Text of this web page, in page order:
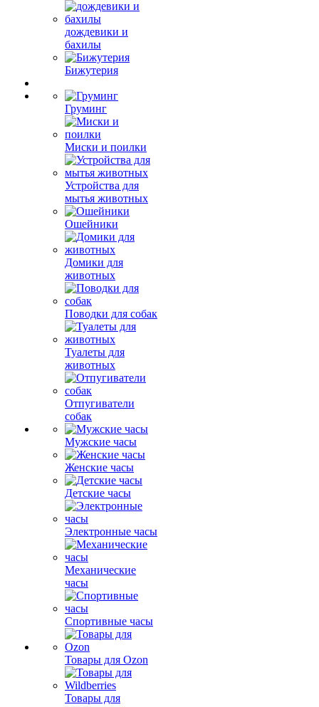
дождевики и
бахилы
Бижутерия
Груминг
Миски и поилки
Устройства для
мытья животных
Ошейники
Домики для
животных
Поводки для собак
Туалеты для
животных
Отпугиватели
собак
Мужские часы
Женские часы
Детские часы
Электронные часы
Механические
часы
Спортивные часы
Товары для Ozon
Товары для